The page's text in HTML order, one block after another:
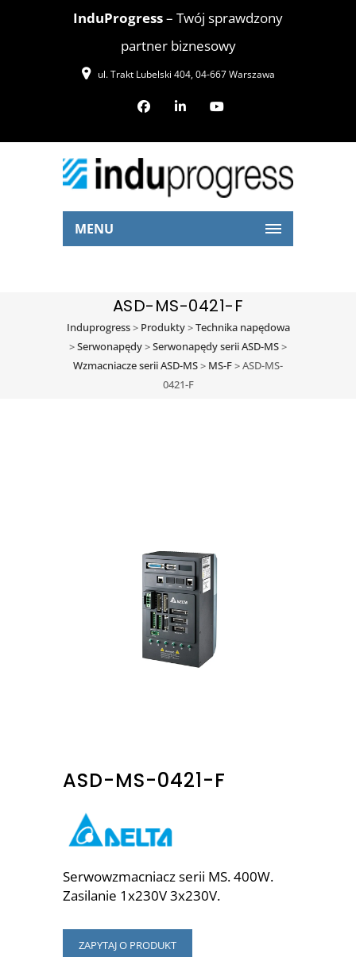
InduProgress– Twój sprawdzony
partner biznesowy
ul. Trakt Lubelski 404, 04-667 Warszawa
MENU
ASD-MS-0421-F
Induprogress> Produkty>Technika napędowa
>Serwonapędy>Serwonapędy serii ASD-MS>
Wzmacniacze serii ASD-MS> MS-F>ASD-MS-
0421-F
ASD-MS-0421-F
Serwowzmacniacz serii MS. 400W.
Zasilanie 1x230V 3x230V.
ZAPYTAJ O PRODUKT